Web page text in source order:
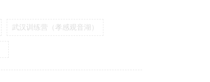
武汉训练营（孝感观音湖）